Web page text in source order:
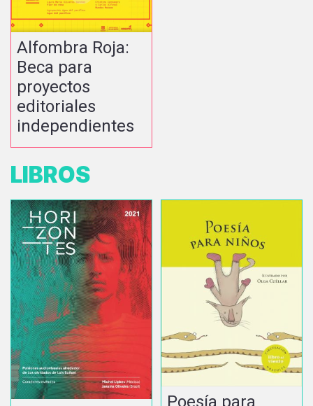
Alfombra Roja:
Beca para
proyectos
editoriales
independientes
LIBROS
Poesía para